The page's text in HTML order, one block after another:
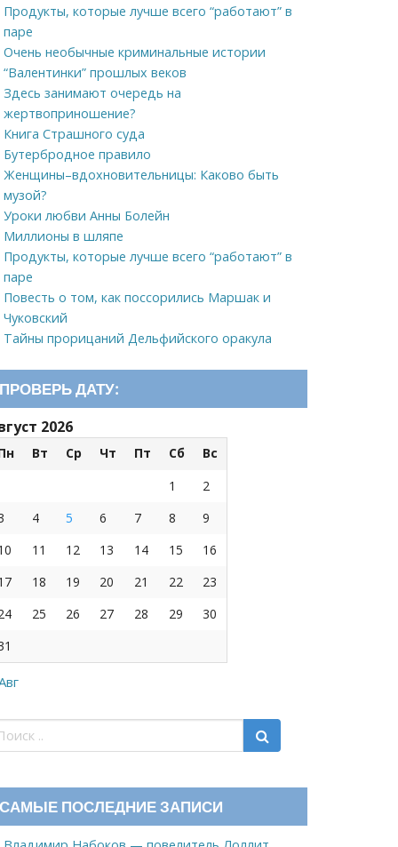
Продукты, которые лучше всего “работают” в
паре
Очень необычные криминальные истории
“Валентинки” прошлых веков
Здесь занимают очередь на
жертвоприношение?
Книга Страшного суда
Бутербродное правило
Женщины–вдохновительницы: Каково быть
музой?
Уроки любви Анны Болейн
Миллионы в шляпе
Продукты, которые лучше всего “работают” в
паре
Повесть о том, как поссорились Маршак и
Чуковский
Тайны прорицаний Дельфийского оракула
ПРОВЕРЬ ДАТУ:
2026
Вт Ср Чт Пт Сб
Вс
1
2
4 5 6 7 8
9
11 12 13 14 15
16
18 19 20 21 22
23
25 26 27 28 29
30
САМЫЕ ПОСЛЕДНИЕ ЗАПИСИ